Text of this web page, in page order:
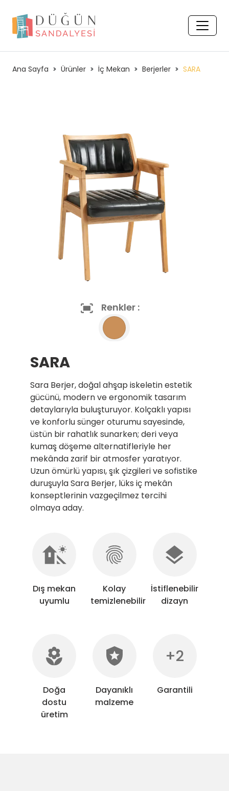
Ana Sayfa Ürünler İç Mekan Berjerler SARA
SARA
Sara Berjer, doğal ahşap iskeletin estetik
gücünü, modern ve ergonomik tasarım
detaylarıyla buluşturuyor. Kolçaklı yapısı
ve konforlu sünger oturumu sayesinde,
üstün bir rahatlık sunarken; deri veya
kumaş döşeme alternatifleriyle her
mekânda zarif bir atmosfer yaratıyor.
Uzun ömürlü yapısı, şık çizgileri ve sofistike
duruşuyla Sara Berjer, lüks iç mekân
konseptlerinin vazgeçilmez tercihi
olmaya aday.
Dış mekan
uyumlu
Kolay
temizlenebilir
İstiflenebilir
dizayn
Doğa
dostu
üretim
Dayanıklı
malzeme
+2
Garantili
Renkler :